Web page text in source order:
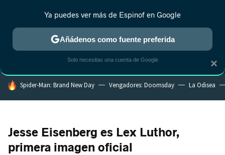
MENÚ NUEVO
ESTRENOS REALITY ANIME RANKINGS CINE
HOY SE HABLA DE
Spider-Man: Brand New Day Vengadores: Doomsday La Odisea
Jesse Eisenberg es Lex Luthor,
primera imagen oficial
×
Ya puedes ver más de Espinof en Google
Añádenos como fuente preferida
Solo necesitas una cuenta de Google